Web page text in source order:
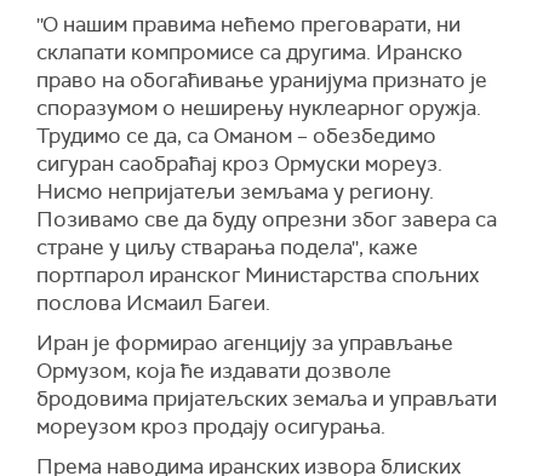
милијарди долара – која се налазе у страним
банкама. Иран, међутим, захтева ослобађање
целокупне имовине.
Такође је наведено да је Вашингтон показао
већу флексибилност у погледу омогућавања
Ирану да настави одређене мирнодопске
нуклеарне активности под надзором
Међународне агенције за атомску енергију.
Сједињене Државе нису потврдиле да су се у
преговорима сложиле са било чим.
Један амерички званичник, који је желео да
остане анониман, негирао је извештај иранске
агенцијеТаснимда је Вашингтон пристао да
укине нафтне санкције Ирану током трајања
преговора.
''О нашим правима нећемо преговарати, ни
склапати компромисе са другима. Иранско
право на обогаћивање уранијума признато је
споразумом о неширењу нуклеарног оружја.
Трудимо се да, са Оманом – обезбедимо
сигуран саобраћај кроз Ормуски мореуз.
Нисмо непријатељи земљама у региону.
Позивамо све да буду опрезни због завера са
стране у циљу стварања подела'', каже
портпарол иранског Министарства спољних
послова Исмаил Багеи.
Иран је формирао агенцију за управљање
Ормузом, која ће издавати дозволе
бродовима пријатељских земаља и управљати
мореузом кроз продају осигурања.
Према наводима иранских извора блиских